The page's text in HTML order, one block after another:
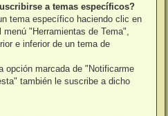
a temas específicos?
tema específico haciendo clic en
"Herramientas de Tema",
e inferior de un tema de
opción marcada de "Notificarme
también le suscribe a dicho